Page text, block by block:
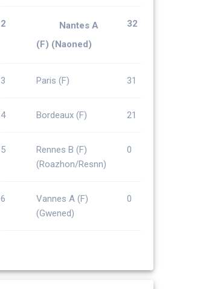
2
Nantes A
(F) (Naoned)
32
3 Paris (F) 31
4 Bordeaux (F) 21
5
Rennes B (F)
(Roazhon/Resnn)
0
6
Vannes A (F)
(Gwened)
0